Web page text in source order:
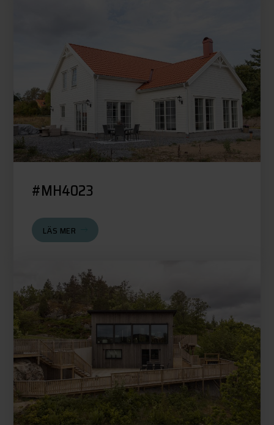
#MH4023
LÄS MER